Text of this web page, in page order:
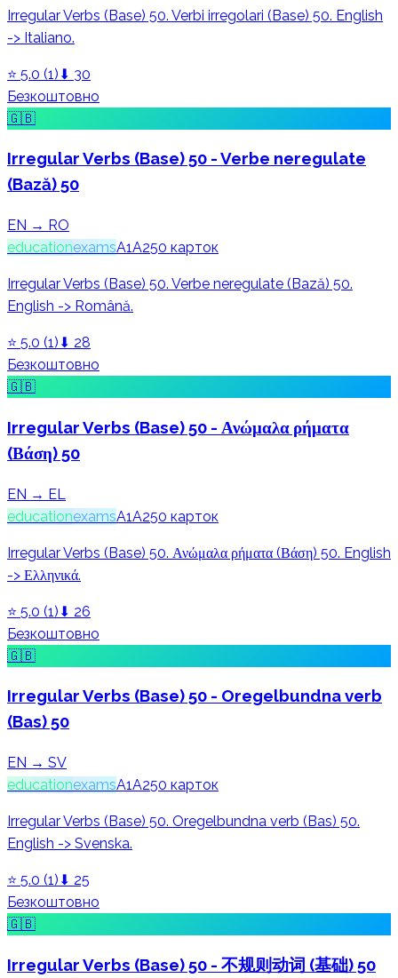
Irregular Verbs (Base) 50. Verbi irregolari (Base) 50. English
-> Italiano.
⭐ 5.0 (1 ) ⬇ 30
Безкоштовно
🇬🇧
Irregular Verbs (Base) 50 - Verbe neregulate
(Bază) 50
EN → RO
educationexamsA1A250 карток
Irregular Verbs (Base) 50. Verbe neregulate (Bază) 50.
English -> Română.
⭐ 5.0 (1) ⬇ 28
Безкоштовно
🇬🇧
Irregular Verbs (Base) 50 - Ανώμαλα ρήματα
(Βάση) 50
EN → EL
educationexamsA1A250 карток
Irregular Verbs (Base) 50. Ανώμαλα ρήματα (Βάση) 50. English
-> Ελληνικά.
⭐ 5.0 (1 ) ⬇ 26
Безкоштовно
🇬🇧
Irregular Verbs (Base) 50 - Oregelbundna verb
(Bas) 50
EN → SV
educationexamsA1A250 карток
Irregular Verbs (Base) 50. Oregelbundna verb (Bas) 50.
English -> Svenska.
⭐ 5.0 (1) ⬇ 25
Безкоштовно
🇬🇧
Irregular Verbs (Base) 50 - 不规则动词 (基础) 50